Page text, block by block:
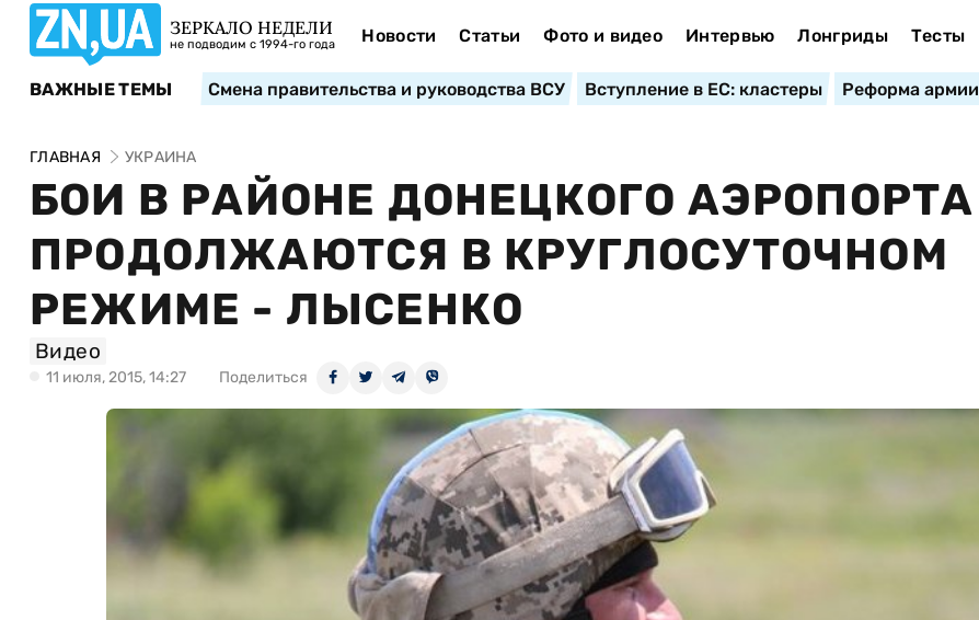
ЗЕРКАЛО НЕДЕЛИ
не подводим с 1994-го года Новости Статьи Фото и видео Интервью Лонгриды Тесты
ВАЖНЫЕ ТЕМЫ Смена правительства и руководства ВСУ Вступление в ЕС: кластеры Реформа армии
ГЛАВНАЯ УКРАИНА
БОИ В РАЙОНЕ ДОНЕЦКОГО АЭРОПОРТА
ПРОДОЛЖАЮТСЯ В КРУГЛОСУТОЧНОМ
РЕЖИМЕ - ЛЫСЕНКО
Видео
11 июля, 2015, 14:27 Поделиться